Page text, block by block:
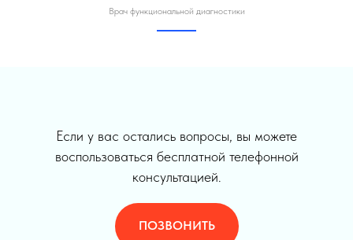
Врач функциональной диагностики
Если у вас остались вопросы, вы можете
воспользоваться бесплатной телефонной
консультацией.
ПОЗВОНИТЬ